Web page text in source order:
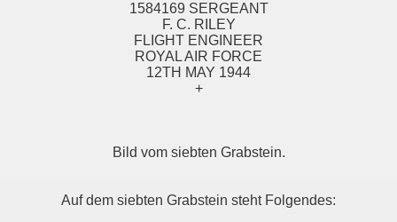
1584169 SERGEANT
F. C. RILEY
FLIGHT ENGINEER
ROYAL AIR FORCE
12TH MAY 1944
+
Bild vom siebten Grabstein.
Auf dem siebten Grabstein steht Folgendes: